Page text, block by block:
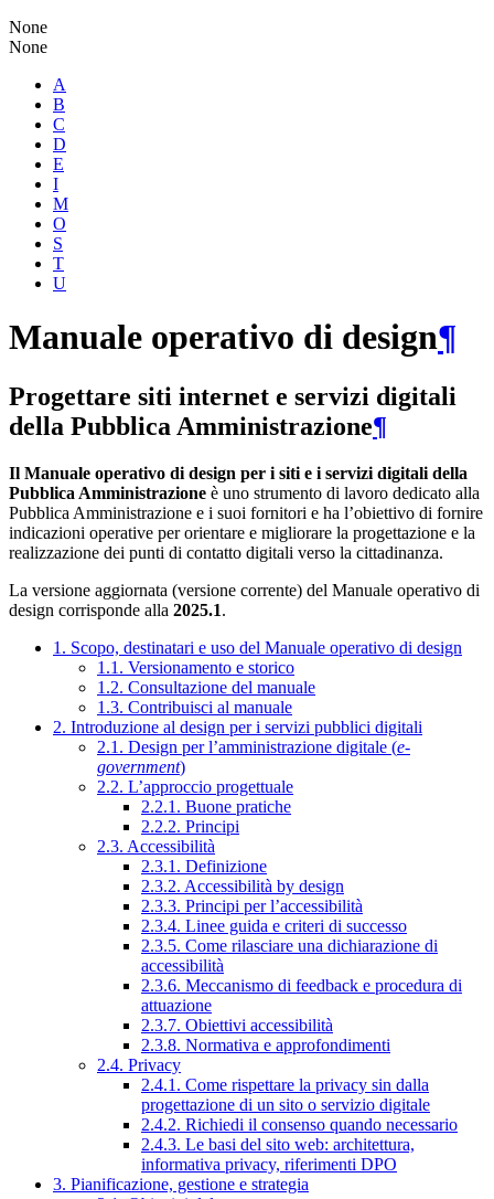
None
None
A
B
C
D
E
I
M
O
S
T
U
Manuale operativo di design¶
Progettare siti internet e servizi digitali
della Pubblica Amministrazione¶
Il Manuale operativo di design per i siti e i servizi digitali della
Pubblica Amministrazione è uno strumento di lavoro dedicato alla
Pubblica Amministrazione e i suoi fornitori e ha l’obiettivo di fornire
indicazioni operative per orientare e migliorare la progettazione e la
realizzazione dei punti di contatto digitali verso la cittadinanza.
La versione aggiornata (versione corrente) del Manuale operativo di
design corrisponde alla 2025.1.
1. Scopo, destinatari e uso del Manuale operativo di design
1.1. Versionamento e storico
1.2. Consultazione del manuale
1.3. Contribuisci al manuale
2. Introduzione al design per i servizi pubblici digitali
2.1. Design per l’amministrazione digitale (e-
government)
2.2. L’approccio progettuale
2.2.1. Buone pratiche
2.2.2. Principi
2.3. Accessibilità
2.3.1. Definizione
2.3.2. Accessibilità by design
2.3.3. Principi per l’accessibilità
2.3.4. Linee guida e criteri di successo
2.3.5. Come rilasciare una dichiarazione di
accessibilità
2.3.6. Meccanismo di feedback e procedura di
attuazione
2.3.7. Obiettivi accessibilità
2.3.8. Normativa e approfondimenti
2.4. Privacy
2.4.1. Come rispettare la privacy sin dalla
progettazione di un sito o servizio digitale
2.4.2. Richiedi il consenso quando necessario
2.4.3. Le basi del sito web: architettura,
informativa privacy, riferimenti DPO
3. Pianificazione, gestione e strategia